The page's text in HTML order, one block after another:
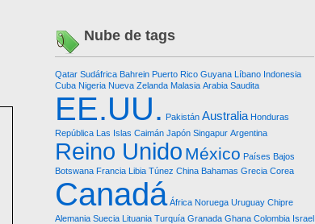
Nube de tags
Qatar Sudáfrica Bahrein Puerto Rico Guyana Líbano Indonesia
Cuba Nigeria Nueva Zelanda Malasia Arabia Saudita
EE.UU. Pakistán Australia Honduras
República Las Islas Caimán Japón Singapur Argentina
Reino Unido México Países Bajos
Botswana Francia Libia Túnez China Bahamas Grecia Corea
Canadá África Noruega Uruguay Chipre
Alemania Suecia Lituania Turquía Granada Ghana Colombia Israel